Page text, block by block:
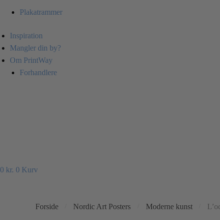
Plakatrammer
Inspiration
Mangler din by?
Om PrintWay
Forhandlere
0 kr. 0 Kurv
Forside Nordic Art Posters Moderne kunst